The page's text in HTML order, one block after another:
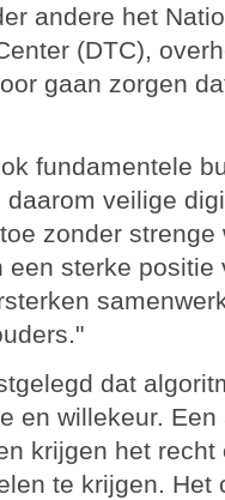
andere het
(DTC),
gaan zorgen
fundamentele
veilige
zonder
sterke positie
dat
en willekeur.
krijgen het
te krijgen.